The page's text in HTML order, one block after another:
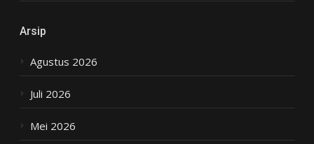
Arsip
Agustus 2026
Juli 2026
Mei 2026